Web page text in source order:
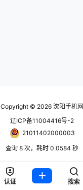
Copyright © 2026 沈阳手机网
辽ICP备11004416号-2
21011402000003
查询 8 次，耗时 0.0584 秒
认证 搜索